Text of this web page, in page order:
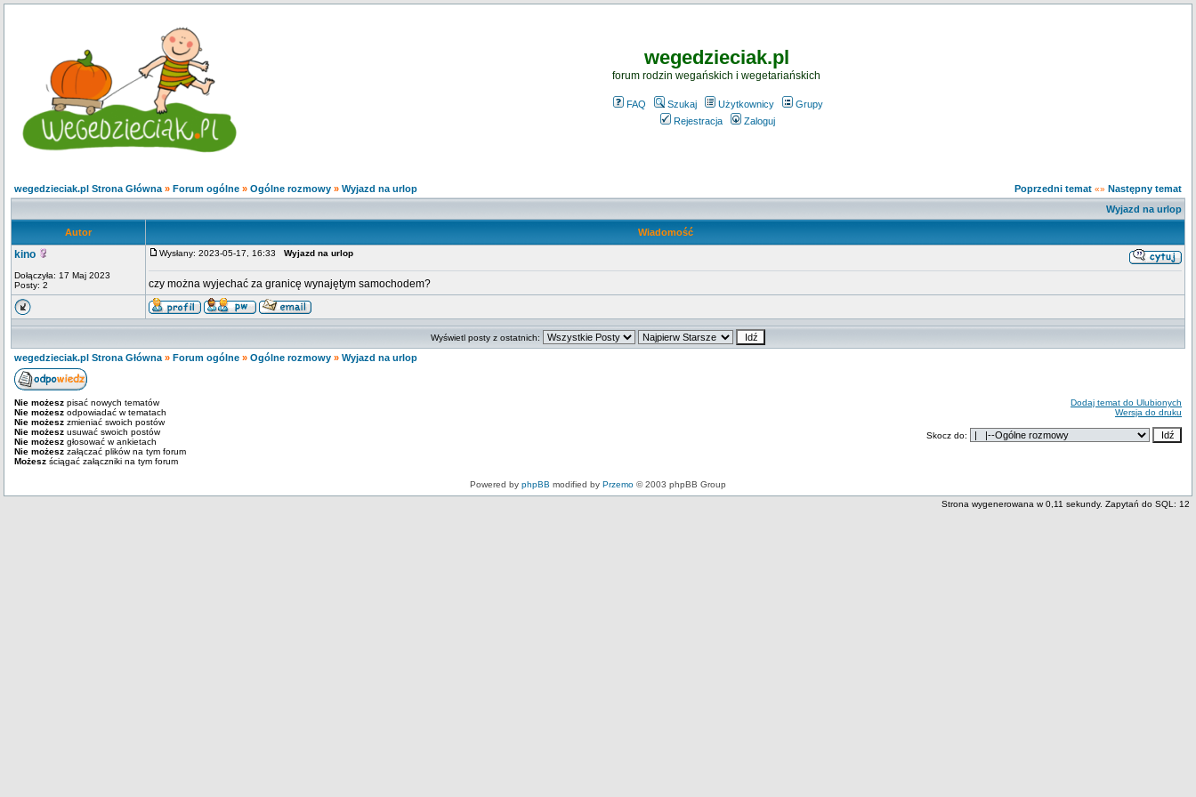
wegedzieciak.pl
forum rodzin wegańskich i wegetariańskich
FAQ Szukaj Użytkownicy
Grupy
Rejestracja
Zaloguj
wegedzieciak.pl Strona Główna » Forum ogólne » Ogólne rozmowy » Wyjazd na urlop Poprzedni temat «» Następny temat
Wyjazd na urlop
Autor Wiadomość
kino
Dołączyła: 17 Maj 2023
Posty: 2
Wysłany: 2023-05-17, 16:33 Wyjazd na urlop
czy można wyjechać za granicę wynajętym samochodem?
Wyświetl posty z ostatnich:
wegedzieciak.pl Strona Główna » Forum ogólne » Ogólne rozmowy » Wyjazd na urlop
Nie możesz pisać nowych tematów
Nie możesz odpowiadać w tematach
Nie możesz zmieniać swoich postów
Nie możesz usuwać swoich postów
Nie możesz głosować w ankietach
Nie możesz załączać plików na tym forum
Możesz ściągać załączniki na tym forum
Dodaj temat do Ulubionych
Wersja do druku
Skocz do:
Powered by phpBB modified by Przemo © 2003 phpBB Group
Strona wygenerowana w 0,11 sekundy. Zapytań do SQL: 12